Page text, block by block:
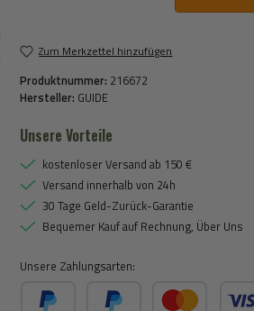
Zum Merkzettel hinzufügen
Produktnummer: 216672
Hersteller: GUIDE
Unsere Vorteile
kostenloser Versand ab 150 €
Versand innerhalb von 24h
30 Tage Geld-Zurück-Garantie
Bequemer Kauf auf Rechnung, Über Uns
Unsere Zahlungsarten: